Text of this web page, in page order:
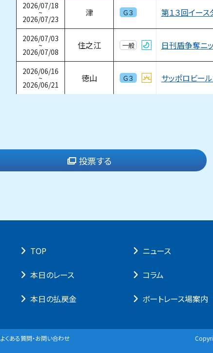
2026/07/18
~
2026/07/23
津 Ｇ３ 第１３回イース
2026/07/03
~
2026/07/08
住之江 一般
2026/06/16
~
2026/06/21
徳山 Ｇ３ サッポロビー
投票する
TOP
本⽇のレース
本⽇の払戻⾦
ニュース
コラム
ボートレース場案内
よくある質問・お問い合わせ